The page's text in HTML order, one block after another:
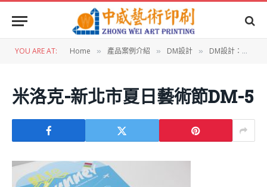
YOU ARE AT: Home » 產品案例介紹 » DM設計 » DM設計：新北市 夏日藝術節DM
米洛克-新北市夏日藝術節DM-5